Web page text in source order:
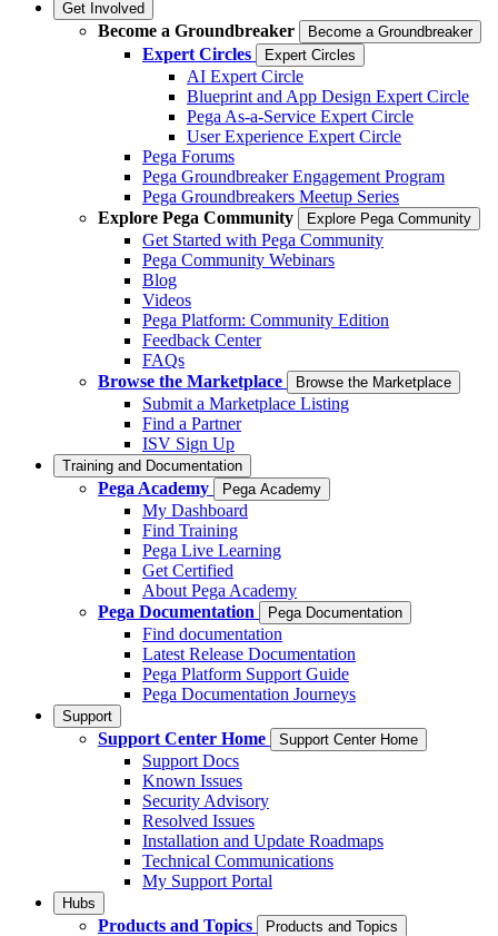
Get Involved
Become a Groundbreaker Become a Groundbreaker
Expert Circles Expert Circles
AI Expert Circle
Blueprint and App Design Expert Circle
Pega As-a-Service Expert Circle
User Experience Expert Circle
Pega Forums
Pega Groundbreaker Engagement Program
Pega Groundbreakers Meetup Series
Explore Pega Community
Explore Pega Community
Get Started with Pega Community
Pega Community Webinars
Blog
Videos
Pega Platform: Community Edition
Feedback Center
FAQs
Browse the Marketplace
Browse the Marketplace
Submit a Marketplace Listing
Find a Partner
ISV Sign Up
Training and Documentation
Pega Academy Pega Academy
My Dashboard
Find Training
Pega Live Learning
Get Certified
About Pega Academy
Pega Documentation
Pega Documentation
Find documentation
Latest Release Documentation
Pega Platform Support Guide
Pega Documentation Journeys
Support
Support Center Home Support Center Home
Support Docs
Known Issues
Security Advisory
Resolved Issues
Installation and Update Roadmaps
Technical Communications
My Support Portal
Hubs
Products and Topics Products and Topics